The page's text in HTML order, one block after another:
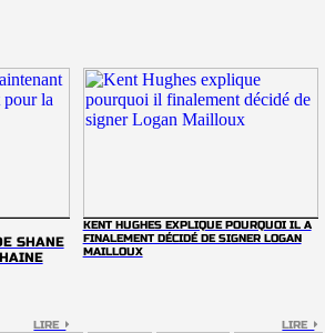
SHANE
LIRE
KENT HUGHES EXPLIQUE POURQUOI IL A
FINALEMENT DÉCIDÉ DE SIGNER LOGAN
MAILLOUX
LIRE